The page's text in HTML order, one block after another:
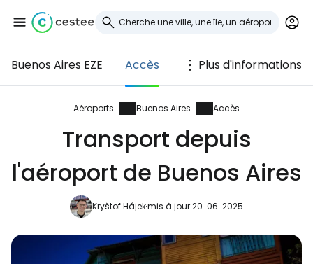
Buenos Aires EZE Accès Plus d'informations
Aéroports Buenos Aires Accès
Transport depuis
l'aéroport de Buenos Aires
Kryštof Hájekmis à jour 20. 06. 2025
Se connecter à
Cestee
... la communauté mondiale des voyageurs
Continuer avec Facebook